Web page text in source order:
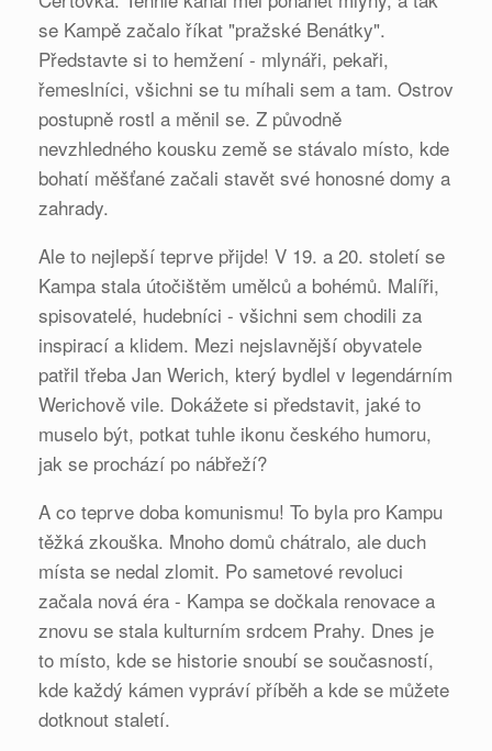
se Kampě začalo říkat "pražské Benátky".
Představte si to hemžení - mlynáři, pekaři,
řemeslníci, všichni se tu míhali sem a tam. Ostrov
postupně rostl a měnil se. Z původně
nevzhledného kousku země se stávalo místo, kde
bohatí měšťané začali stavět své honosné domy a
zahrady.
Ale to nejlepší teprve přijde! V 19. a 20. století se
Kampa stala útočištěm umělců a bohémů. Malíři,
spisovatelé, hudebníci - všichni sem chodili za
inspirací a klidem. Mezi nejslavnější obyvatele
patřil třeba Jan Werich, který bydlel v legendárním
Werichově vile. Dokážete si představit, jaké to
muselo být, potkat tuhle ikonu českého humoru,
jak se prochází po nábřeží?
A co teprve doba komunismu! To byla pro Kampu
těžká zkouška. Mnoho domů chátralo, ale duch
místa se nedal zlomit. Po sametové revoluci
začala nová éra - Kampa se dočkala renovace a
znovu se stala kulturním srdcem Prahy. Dnes je
to místo, kde se historie snoubí se současností,
kde každý kámen vypráví příběh a kde se můžete
dotknout staletí.